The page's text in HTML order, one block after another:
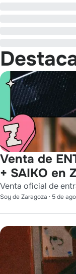
Venta de
+ SAIKO en
Venta oficial de
Soy de Zaragoza · 5 de